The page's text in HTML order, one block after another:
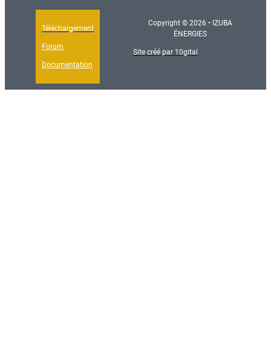
Téléchargement
Forum
Documentation
Copyright © 2026 • IZUBA
ÉNERGIES
Site créé par 10gital